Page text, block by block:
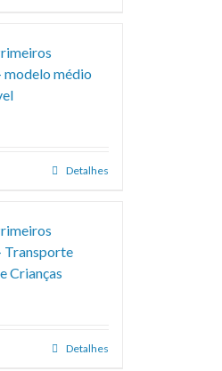
modelo médio
Detalhes
Transporte
Crianças
Detalhes